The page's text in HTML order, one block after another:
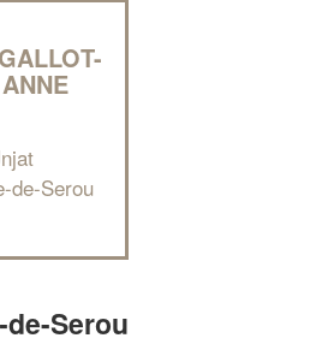
de-Serou
Serou